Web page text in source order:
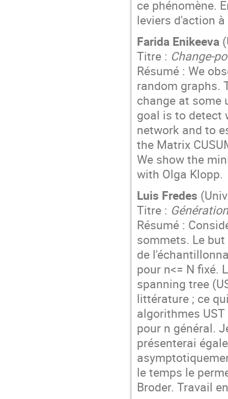
ce phénomène.
leviers d'action
Farida Enikeeva
Titre : Change-
Résumé : We
random graphs.
change at some
goal is to detect
network and to
the Matrix
We show the
with Olga Klopp.
Luis Fredes
Titre :
Résumé :
sommets. Le
de
pour n<= N fixé.
spanning tree
littérature ; ce
algorithmes
pour n général.
présenterai
le temps le
Broder. Travail